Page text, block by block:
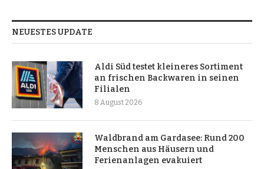
NEUESTES UPDATE
Aldi Süd testet kleineres Sortiment
an frischen Backwaren in seinen
Filialen
8 August 2026
Waldbrand am Gardasee: Rund 200
Menschen aus Häusern und
Ferienanlagen evakuiert